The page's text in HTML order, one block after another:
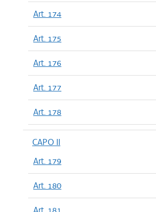
Art. 174
Art. 175
Art. 176
Art. 177
Art. 178
CAPO II
Art. 179
Art. 180